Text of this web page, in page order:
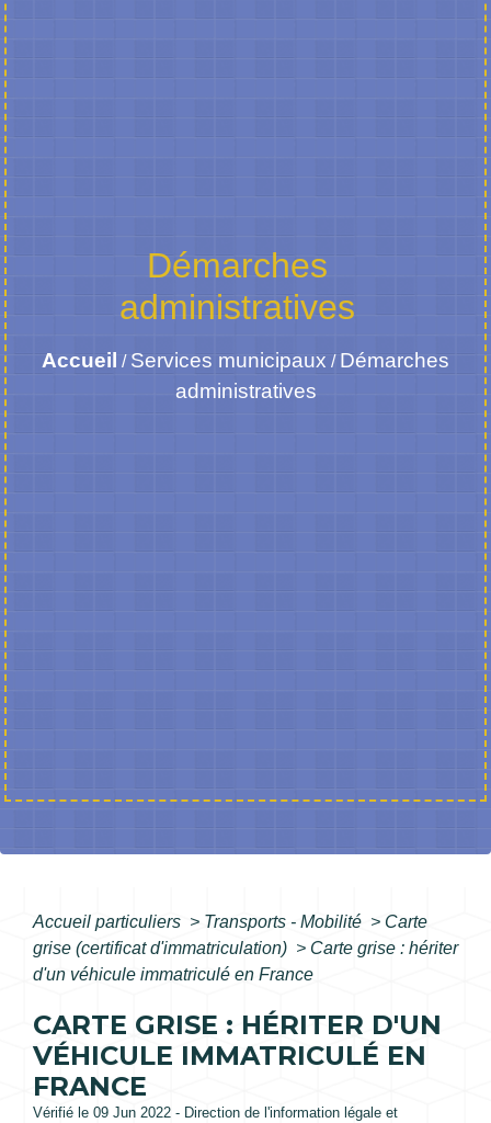
Démarches
administratives
Accueil / Services municipaux / Démarches
administratives
Accueil particuliers > Transports - Mobilité > Carte
grise (certificat d'immatriculation) > Carte grise : hériter
d'un véhicule immatriculé en France
CARTE GRISE : HÉRITER D'UN
VÉHICULE IMMATRICULÉ EN
FRANCE
Vérifié le 09 Jun 2022 - Direction de l'information légale et